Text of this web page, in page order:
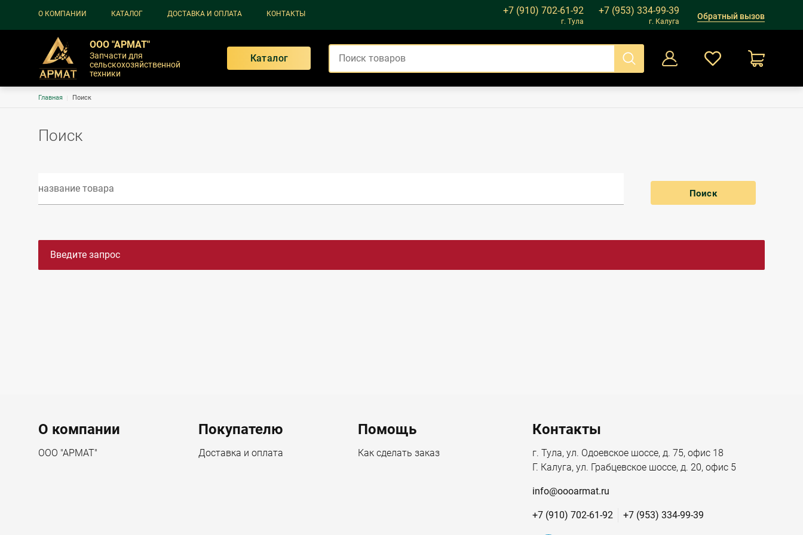
Основная навигация
О КОМПАНИИ КАТАЛОГ ДОСТАВКА И ОПЛАТА КОНТАКТЫ +7 (910) 702-61-92
г. Тула
+7 (953) 334-99-39
г. Калуга
Обратный вызов
ООО "АРМАТ"
Запчасти для
сельскохозяйственной
техники
Каталог
Строка навигации
Главная Поиск
Поиск
Введите запрос
Menu footer
О компании
ООО "АРМАТ"
Покупателю
Доставка и оплата
Помощь
Как сделать заказ
Контакты
г. Тула, ул. Одоевское шоссе, д. 75, офис 18
Г. Калуга, ул. Грабцевское шоссе, д. 20, офис 5
info@oooarmat.ru
+7 (910) 702-61-92 +7 (953) 334-99-39